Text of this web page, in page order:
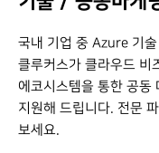
국내 기업 중 Azure 기
클루커스가 클라우드 비
에코시스템을 통한 공동
지원해 드립니다. 전문
보세요.